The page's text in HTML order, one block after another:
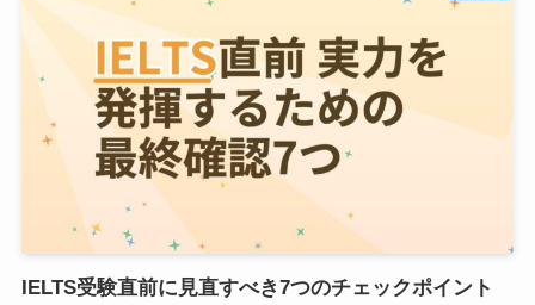
IELTS受験直前に見直すべき7つのチェックポイント